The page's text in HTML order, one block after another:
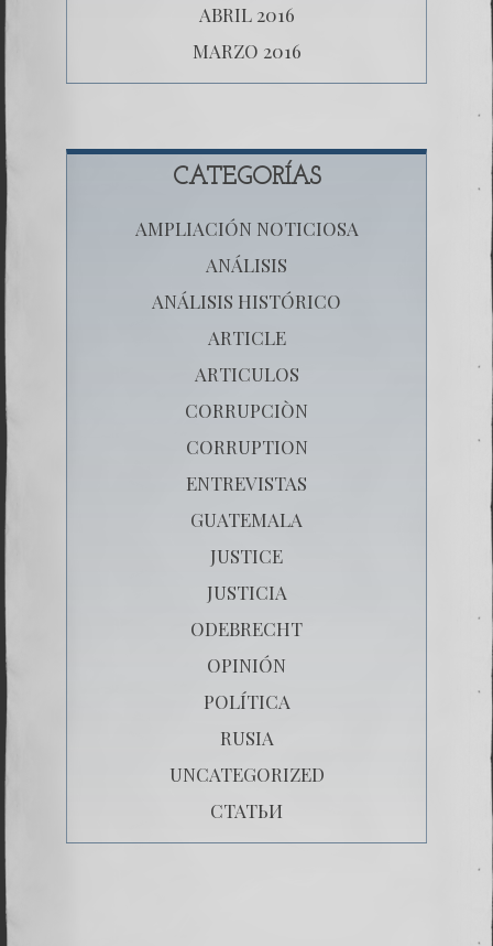
ABRIL 2016
MARZO 2016
CATEGORÍAS
AMPLIACIÓN NOTICIOSA
ANÁLISIS
ANÁLISIS HISTÓRICO
ARTICLE
ARTICULOS
CORRUPCIÒN
CORRUPTION
ENTREVISTAS
GUATEMALA
JUSTICE
JUSTICIA
ODEBRECHT
OPINIÓN
POLÍTICA
RUSIA
UNCATEGORIZED
СТАТЬИ